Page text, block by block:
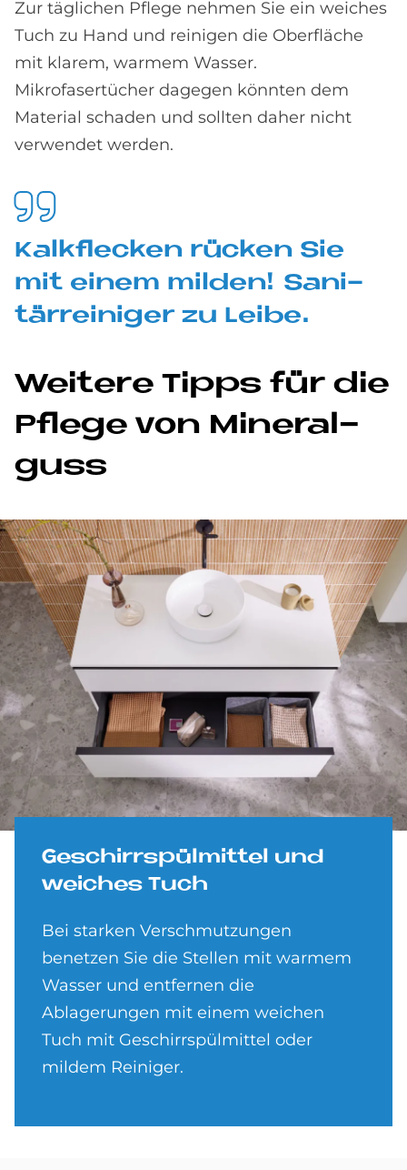
Zur täglichen Pflege nehmen Sie ein weiches
Tuch zu Hand und reinigen die Oberfläche
mit klarem, warmem Wasser.
Mikrofasertücher dagegen könnten dem
Material schaden und sollten daher nicht
verwendet werden.
Kalk­flecken rücken Sie
mit ei­nem mil­den! Sa­ni­
tär­rei­ni­ger zu Lei­be.
Wei­te­re Tipps für die
Pfle­ge von Mi­ne­ral­
guss
Ge­schirr­spül­mit­tel und
wei­ches Tuch
Bei starken Verschmutzungen
benetzen Sie die Stellen mit warmem
Wasser und entfernen die
Ablagerungen mit einem weichen
Tuch mit Geschirrspülmittel oder
mildem Reiniger.